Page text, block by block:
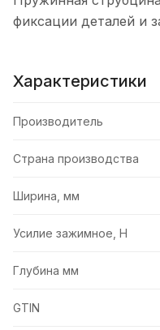
фиксации деталей и
Характеристики
Производитель
Страна производства
Ширина, мм
Усилие зажимное, Н
Глубина мм
GTIN